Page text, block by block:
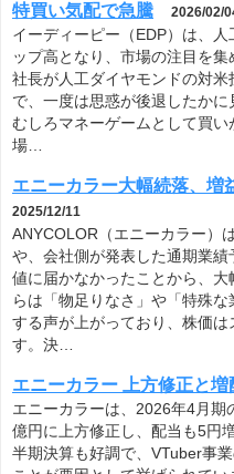
特買い気配で急騰 2026/02/
イーディーピー（EDP）は、
ップ高となり、市場の注目を
社長が人工ダイヤモンドの対
で、一度は思惑が後退したかに
むしろマネーゲームとして買
場…
エニーカラー大幅続落、増
2025/12/11
ANYCOLOR（エニーカラー）
や、会社側が発表した通期業
値に届かなかったことから、
らは「物足りなさ」や「特殊
する声が上がっており、株価
す。決…
エニーカラー 上方修正と増
エニーカラーは、2026年4月
億円に上方修正し、配当も5円
半期決算も好調で、VTuber事